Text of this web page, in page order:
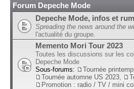
Forum Depeche Mode
Depeche Mode, infos et
Spreading the news around the
l'actualité du groupe.
Memento Mori Tour 2023
Toutes les discussions sur les
Depeche Mode
Sous-forums:
Tournée
Tournée automne US 2023
Promotion : radio / TV / mini